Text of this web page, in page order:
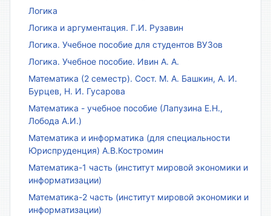
Логика
Логика и аргументация. Г.И. Рузавин
Логика. Учебное пособие для студентов ВУЗов
Логика. Учебное пособие. Ивин А. А.
Математика (2 семестр). Сост. М. А. Башкин, А. И.
Бурцев, Н. И. Гусарова
Математика - учебное пособие (Лапузина Е.Н.,
Лобода А.И.)
Математика и информатика (для специальности
Юриспруденция) А.В.Костромин
Математика-1 часть (институт мировой экономики и
информатизации)
Математика-2 часть (институт мировой экономики и
информатизации)